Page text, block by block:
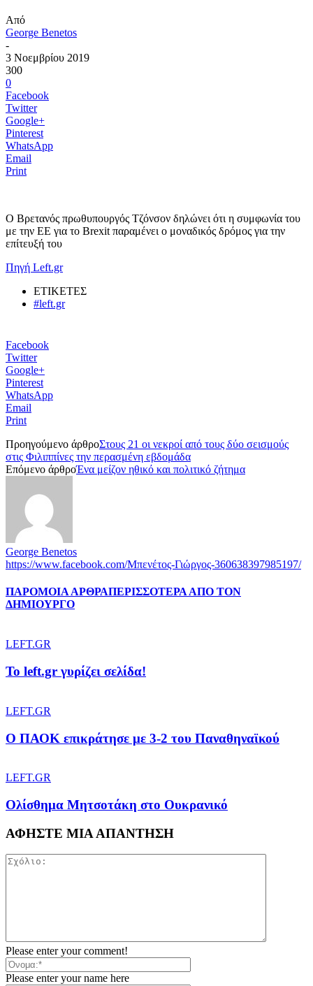
Από
George Benetos
-
3 Νοεμβρίου 2019
300
0
Facebook
Twitter
Google+
Pinterest
WhatsApp
Email
Print
Ο Βρετανός πρωθυπουργός Τζόνσον δηλώνει ότι η συμφωνία του
με την ΕΕ για το Brexit παραμένει ο μοναδικός δρόμος για την
επίτευξή του
Πηγή Left.gr
ΕΤΙΚΕΤΕΣ
#left.gr
Facebook
Twitter
Google+
Pinterest
WhatsApp
Email
Print
Προηγούμενο άρθροΣτους 21 οι νεκροί από τους δύο σεισμούς
στις Φιλιππίνες την περασμένη εβδομάδα
Επόμενο άρθροΈνα μείζον ηθικό και πολιτικό ζήτημα
George Benetos
https://www.facebook.com/Μπενέτος-Γιώργος-360638397985197/
ΠΑΡΟΜΟΙΑ ΑΡΘΡΑΠΕΡΙΣΣΟΤΕΡΑ ΑΠΟ ΤΟΝ
ΔΗΜΙΟΥΡΓΟ
LEFT.GR
To left.gr γυρίζει σελίδα!
LEFT.GR
Ο ΠΑΟΚ επικράτησε με 3-2 του Παναθηναϊκού
LEFT.GR
Ολίσθημα Μητσοτάκη στο Ουκρανικό
ΑΦΗΣΤΕ ΜΙΑ ΑΠΑΝΤΗΣΗ
Please enter your comment!
Please enter your name here